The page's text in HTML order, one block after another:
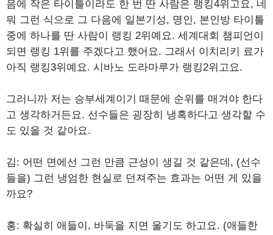
음에 작은 타이틀이라도 한 번 딴 사람은 랭킹4위고요, 네
뭐 그런 식으로 그 다음에 일본기성, 명인, 본인방 타이틀
중에 하나를 딴 사람이 랭킹 2위예요. 세계대회 챔피언이
되면 랭킹 1위를 주겠다고 했어요. 그래서 이치리키 료가
아직 랭킹3위예요. 시바노 도라마루가 랭킹2위고요.
그러니까 저는 승부세계이기 때문에 순위를 매겨야 한다
고 생각하거든요. 선수들은 굉장히 냉혹하다고 생각할 수
도 있을 것 같아요.
김: 어떤 면에선 그런 만큼 근성이 생길 것 같은데, (선수
들을) 그런 냉엄한 현실로 던져주는 효과는 어떤 게 있을
까요?
홍: 확실히 애들이, 바둑을 지면 울기도 하고요. (애들한